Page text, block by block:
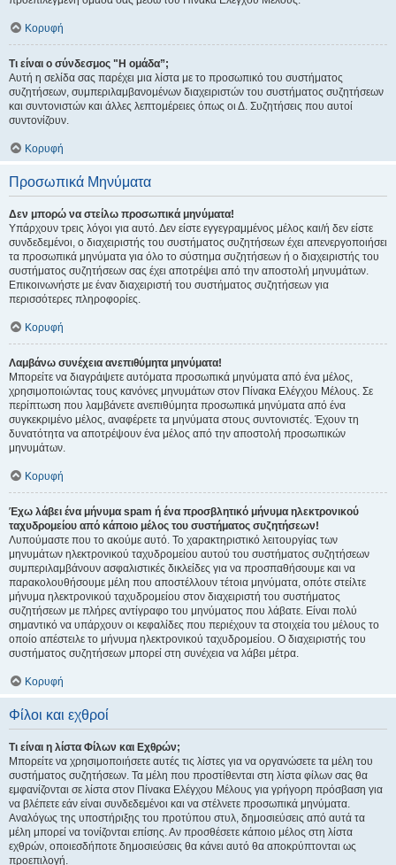
Κορυφή
Τι είναι ο σύνδεσμος "Η ομάδα”;
Αυτή η σελίδα σας παρέχει μια λίστα με το προσωπικό του συστήματος
συζητήσεων, συμπεριλαμβανομένων διαχειριστών του συστήματος συζητήσεων
και συντονιστών και άλλες λεπτομέρειες όπως οι Δ. Συζητήσεις που αυτοί
συντονίζουν.
Κορυφή
Προσωπικά Μηνύματα
Δεν μπορώ να στείλω προσωπικά μηνύματα!
Υπάρχουν τρεις λόγοι για αυτό. Δεν είστε εγγεγραμμένος μέλος και/ή δεν είστε
συνδεδεμένοι, ο διαχειριστής του συστήματος συζητήσεων έχει απενεργοποιήσει
τα προσωπικά μηνύματα για όλο το σύστημα συζητήσεων ή ο διαχειριστής του
συστήματος συζητήσεων σας έχει αποτρέψει από την αποστολή μηνυμάτων.
Επικοινωνήστε με έναν διαχειριστή του συστήματος συζητήσεων για
περισσότερες πληροφορίες.
Κορυφή
Λαμβάνω συνέχεια ανεπιθύμητα μηνύματα!
Μπορείτε να διαγράψετε αυτόματα προσωπικά μηνύματα από ένα μέλος,
χρησιμοποιώντας τους κανόνες μηνυμάτων στον Πίνακα Ελέγχου Μέλους. Σε
περίπτωση που λαμβάνετε ανεπιθύμητα προσωπικά μηνύματα από ένα
συγκεκριμένο μέλος, αναφέρετε τα μηνύματα στους συντονιστές. Έχουν τη
δυνατότητα να αποτρέψουν ένα μέλος από την αποστολή προσωπικών
μηνυμάτων.
Κορυφή
Έχω λάβει ένα μήνυμα spam ή ένα προσβλητικό μήνυμα ηλεκτρονικού
ταχυδρομείου από κάποιο μέλος του συστήματος συζητήσεων!
Λυπούμαστε που το ακούμε αυτό. Το χαρακτηριστικό λειτουργίας των
μηνυμάτων ηλεκτρονικού ταχυδρομείου αυτού του συστήματος συζητήσεων
συμπεριλαμβάνουν ασφαλιστικές δικλείδες για να προσπαθήσουμε και να
παρακολουθήσουμε μέλη που αποστέλλουν τέτοια μηνύματα, οπότε στείλτε
μήνυμα ηλεκτρονικού ταχυδρομείου στον διαχειριστή του συστήματος
συζητήσεων με πλήρες αντίγραφο του μηνύματος που λάβατε. Είναι πολύ
σημαντικό να υπάρχουν οι κεφαλίδες που περιέχουν τα στοιχεία του μέλους το
οποίο απέστειλε το μήνυμα ηλεκτρονικού ταχυδρομείου. Ο διαχειριστής του
συστήματος συζητήσεων μπορεί στη συνέχεια να λάβει μέτρα.
Κορυφή
Φίλοι και εχθροί
Τι είναι η λίστα Φίλων και Εχθρών;
Μπορείτε να χρησιμοποιήσετε αυτές τις λίστες για να οργανώσετε τα μέλη του
συστήματος συζητήσεων. Τα μέλη που προστίθενται στη λίστα φίλων σας θα
εμφανίζονται σε λίστα στον Πίνακα Ελέγχου Μέλους για γρήγορη πρόσβαση για
να βλέπετε εάν είναι συνδεδεμένοι και να στέλνετε προσωπικά μηνύματα.
Αναλόγως της υποστήριξης του προτύπου στυλ, δημοσιεύσεις από αυτά τα
μέλη μπορεί να τονίζονται επίσης. Αν προσθέσετε κάποιο μέλος στη λίστα
εχθρών, οποιεσδήποτε δημοσιεύσεις θα κάνει αυτό θα αποκρύπτονται ως
προεπιλογή.